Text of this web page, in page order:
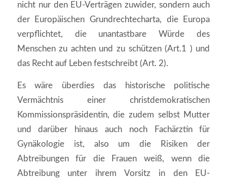
nicht nur den EU-Verträgen zuwider, sondern auch
der Europäischen Grundrechtecharta, die Europa
verpflichtet, die unantastbare Würde des
Menschen zu achten und zu schützen (Art.1 ) und
das Recht auf Leben festschreibt (Art. 2).
Es wäre überdies das historische politische
Vermächtnis einer christdemokratischen
Kommissionspräsidentin, die zudem selbst Mutter
und darüber hinaus auch noch Fachärztin für
Gynäkologie ist, also um die Risiken der
Abtreibungen für die Frauen weiß, wenn die
Abtreibung unter ihrem Vorsitz in den EU-